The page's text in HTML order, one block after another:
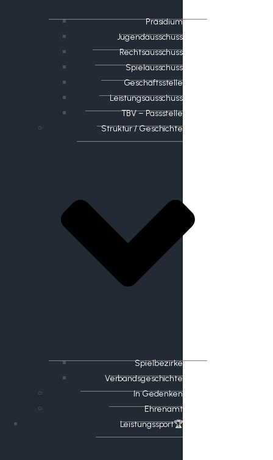
Präsidium
Jugendausschuss
Rechtsausschuss
Spielausschuss
Geschäftsstelle
Leistungsausschuss
TBV – Passstelle
Struktur / Geschichte
Spielbezirke
Verbandsgeschichte
In Gedenken
Ehrenamt
​Leistungssport🏆